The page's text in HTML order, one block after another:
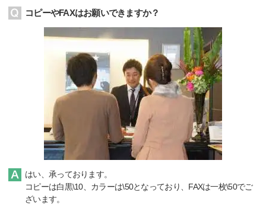
コピーやFAXはお願いできますか？
はい、承っております。
コピーは白黒\10、カラーは\50となっており、FAXは一枚\50でご
ざいます。